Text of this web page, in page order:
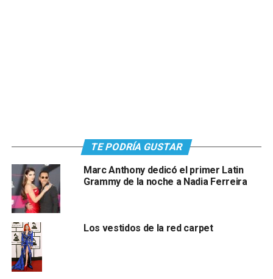
TE PODRÍA GUSTAR
Marc Anthony dedicó el primer Latin
Grammy de la noche a Nadia Ferreira
Los vestidos de la red carpet